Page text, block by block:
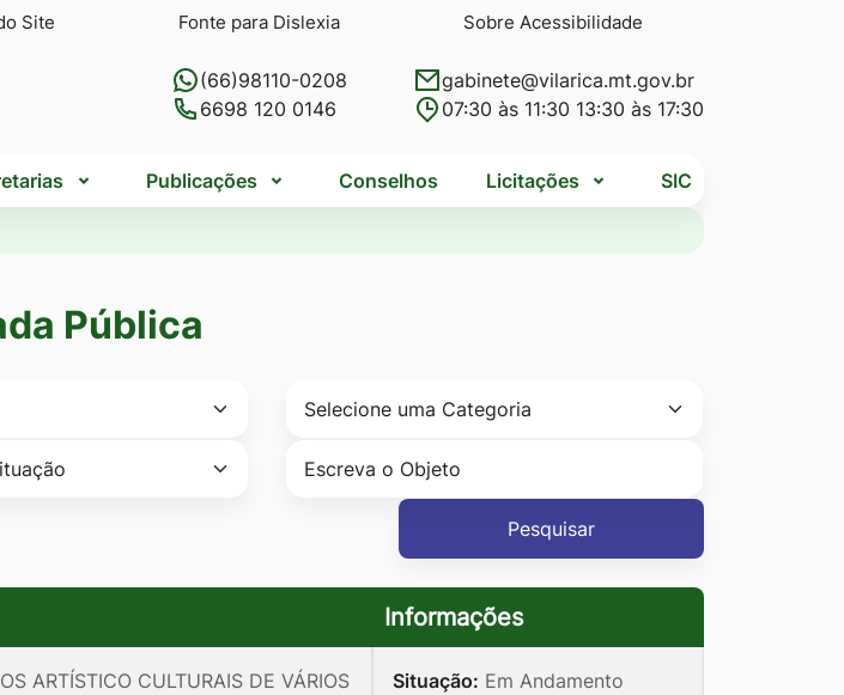
Site Fonte para Dislexia Sobre Acessibilidade
(66)98110-0208
6698 120 0146
gabinete@vilarica.mt.gov.br
07:30 às 11:30 13:30 às 17:30
Publicações Conselhos Licitações SIC
Pública
Pesquisar
Informações
ARTÍSTICO CULTURAIS DE VÁRIOS
Situação: Em Andamento